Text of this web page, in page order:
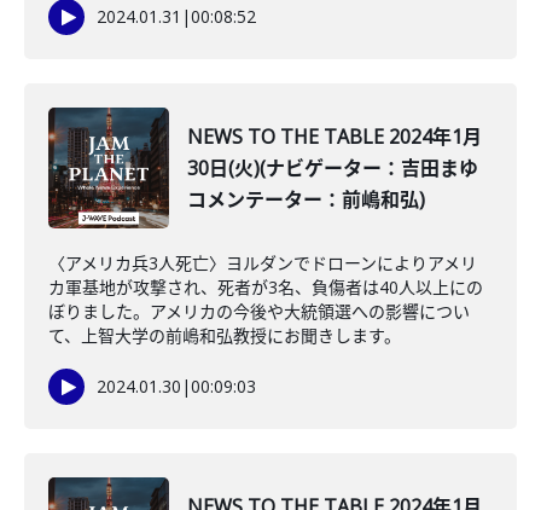
2024.01.31 |00:08:52
NEWS TO THE TABLE 2024年1月
30日(火)(ナビゲーター：吉田まゆ
コメンテーター：前嶋和弘)
〈アメリカ兵3人死亡〉ヨルダンでドローンによりアメリ
カ軍基地が攻撃され、死者が3名、負傷者は40人以上にの
ぼりました。アメリカの今後や大統領選への影響につい
て、上智大学の前嶋和弘教授にお聞きします。
2024.01.30 |00:09:03